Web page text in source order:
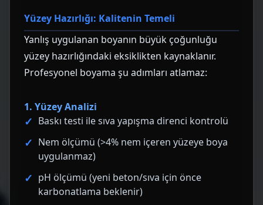
Yüzey Hazırlığı: Kalitenin Temeli
Yanlış uygulanan boyanın büyük çoğunluğu
yüzey hazırlığındaki eksiklikten kaynaklanır.
Profesyonel boyama şu adımları atlamaz:
1. Yüzey Analizi
Baskı testi ile sıva yapışma direnci kontrolü
Nem ölçümü (>4% nem içeren yüzeye boya
uygulanmaz)
pH ölçümü (yeni beton/sıva için önce
karbonatlama beklenir)